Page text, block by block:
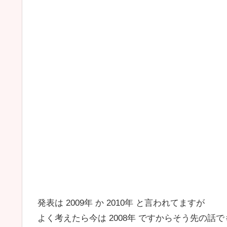
発表は 2009年 か 2010年 と言われてますが
よく考えたら今は 2008年 ですからそう先の話で